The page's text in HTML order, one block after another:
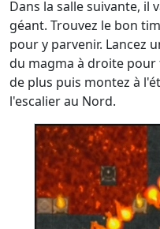
Dans la salle suivante,
géant. Trouvez le bon
pour y parvenir. Lancez
du magma à droite
de plus puis montez à
l'escalier au Nord.